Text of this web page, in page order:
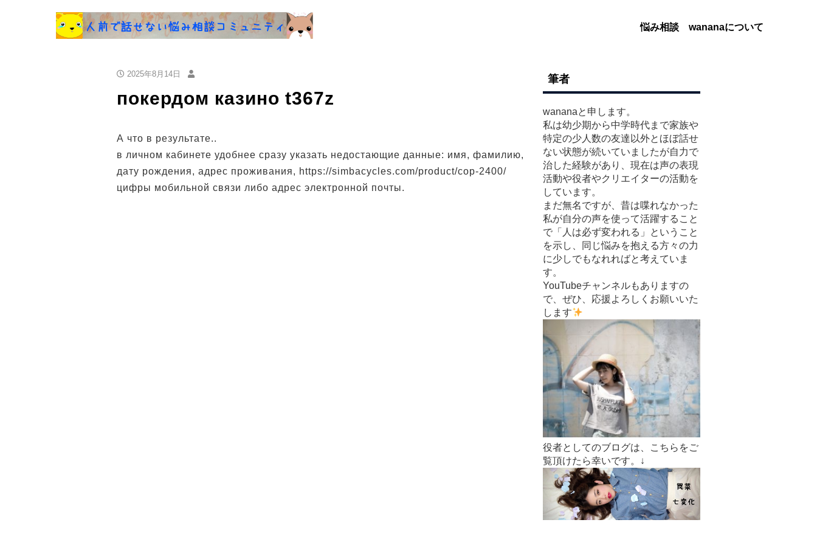
悩み相談 wananaについて
2025年8月14日
покердом казино t367z
А что в результате..
в личном кабинете удобнее сразу указать недостающие данные: имя, фамилию,
дату рождения, адрес проживания, https://simbacycles.com/product/cop-2400/
цифры мобильной связи либо адрес электронной почты.
筆者
wananaと申します。
私は幼少期から中学時代まで家族や
特定の少人数の友達以外とほぼ話せ
ない状態が続いていましたが自力で
治した経験があり、現在は声の表現
活動や役者やクリエイターの活動を
しています。
まだ無名ですが、昔は喋れなかった
私が自分の声を使って活躍すること
で「人は必ず変われる」ということ
を示し、同じ悩みを抱える方々の力
に少しでもなれればと考えていま
す。
YouTubeチャンネルもありますの
で、ぜひ、応援よろしくお願いいた
します
役者としてのブログは、こちらをご
覧頂けたら幸いです。↓